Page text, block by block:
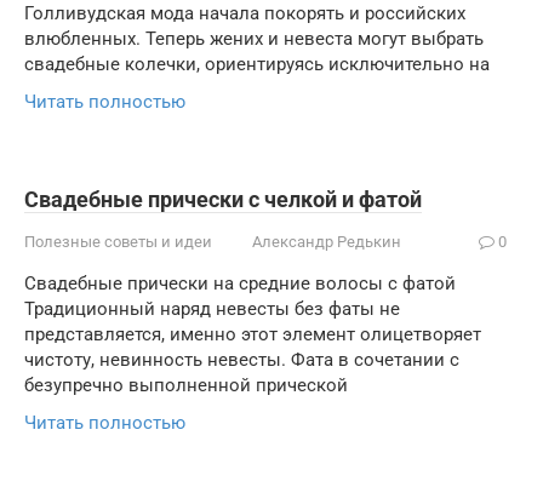
Голливудская мода начала покорять и российских
влюбленных. Теперь жених и невеста могут выбрать
свадебные колечки, ориентируясь исключительно на
Читать полностью
Cвадебные прически с челкой и фатой
Полезные советы и идеи Александр Редькин 0
Свадебные прически на средние волосы с фатой
Традиционный наряд невесты без фаты не
представляется, именно этот элемент олицетворяет
чистоту, невинность невесты. Фата в сочетании с
безупречно выполненной прической
Читать полностью